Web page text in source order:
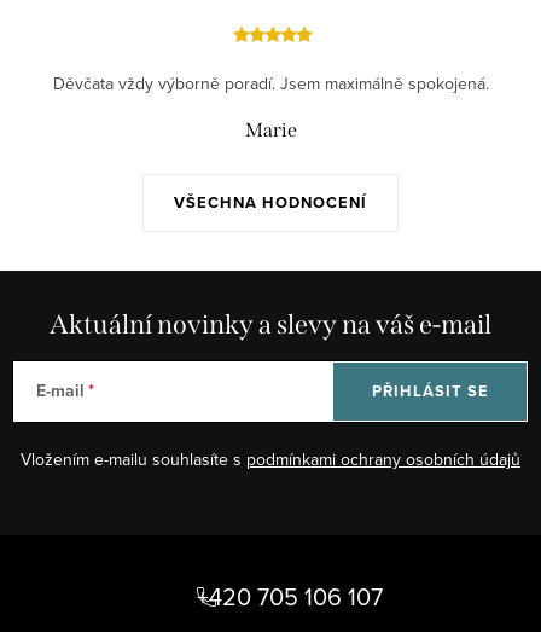
VŠECHNA HODNOCENÍ
Děvčata vždy výborně poradí. Jsem maximálně spokojená.
Marie
Aktuální novinky a slevy na váš e-mail
E-mail
Vložením e-mailu souhlasíte s podmínkami ochrany osobních údajů
PŘIHLÁSIT SE
+420 705 106 107